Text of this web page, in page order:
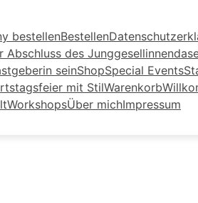
bestellenBestellen
des
seinShopSpecial Events
mit StilWarenkorb
WorkshopsÜber michImpressum